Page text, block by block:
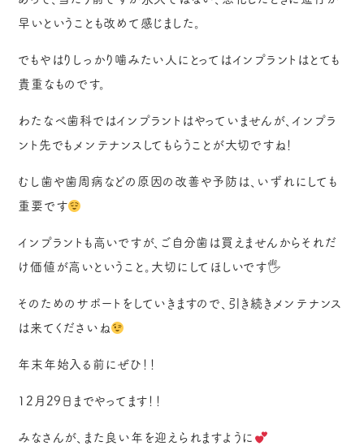
早いということも改めて感じました。
でもやはりしっかり噛みたい人にとってはインプラントはとても
貴重なものです。
わたなべ歯科ではインプラントはやっていませんが、インプラ
ント先でもメンテナンスしてもらうことが大切ですね！
むし歯や歯周病などの原因の改善や予防は、いずれにしても
重要です
インプラントも高いですが、ご自分歯は買えませんからそれだ
け価値が高いということ。大切にしてほしいです🖐️
そのためのサポートをしていきますので、引き続きメンテナンス
は来てくださいね
年末年始入る前にぜひ！！
12月29日までやってます！！
みなさんが、また良い年を迎えられますように